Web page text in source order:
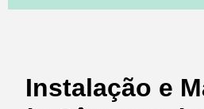
Instalação e